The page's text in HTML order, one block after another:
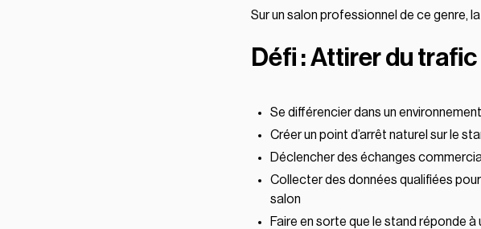
Sur un salon professionnel de ce genre,
Défi : Attirer du
Se différencier dans un
Créer un point d’arrêt naturel sur le
Déclencher des échanges
Collecter des données qualifiées
salon
Faire en sorte que le stand réponde à